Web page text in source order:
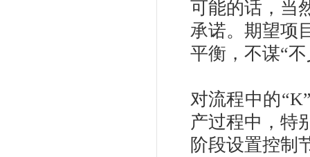
可能的话，当
承诺。期望项
平衡，不谋“
对流程中的
产过程中，特
阶段设置控制